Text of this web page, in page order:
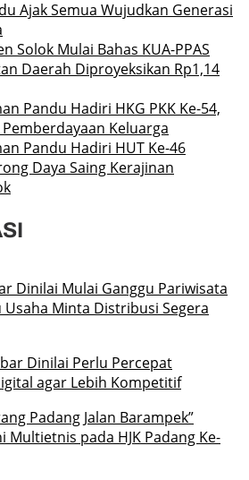
Ajak Semua Wujudkan Generasi
Solok Mulai Bahas KUA-PPAS
Daerah Diproyeksikan Rp1,14
Pandu Hadiri HKG PKK Ke-54,
Keluarga
Pandu Hadiri HUT Ke-46
Daya Saing Kerajinan
Dinilai Mulai Ganggu Pariwisata
Usaha Minta Distribusi Segera
Dinilai Perlu Percepat
agar Lebih Kompetitif
Padang Jalan Barampek”
Multietnis pada HJK Padang Ke-